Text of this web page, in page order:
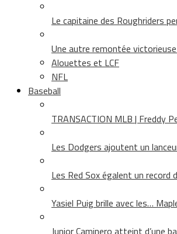
Le capitaine des Roughriders
Une autre remontée
Alouettes et LCF
NFL
Baseball
TRANSACTION MLB | Freddy
Les Dodgers ajoutent un
Les Red Sox égalent un record
Yasiel Puig brille avec les…
Junior Caminero atteint d’une